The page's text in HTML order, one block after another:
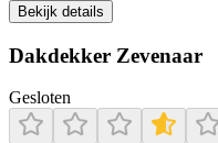
Bekijk details
Dakdekker Zevenaar
Gesloten